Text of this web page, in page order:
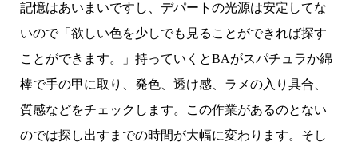
記憶はあいまいですし、デパートの光源は安定してな
いので「欲しい色を少しでも見ることができれば探す
ことができます。」持っていくとBAがスパチュラか綿
棒で手の甲に取り、発色、透け感、ラメの入り具合、
質感などをチェックします。この作業があるのとない
のでは探し出すまでの時間が大幅に変わります。そし